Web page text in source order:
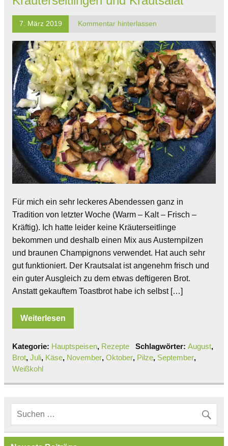
7. März 2019 Kommentar hinterlassen
Für mich ein sehr leckeres Abendessen ganz in
Tradition von letzter Woche (Warm – Kalt – Frisch –
Kräftig). Ich hatte leider keine Kräuterseitlinge
bekommen und deshalb einen Mix aus Austernpilzen
und braunen Champignons verwendet. Hat auch sehr
gut funktioniert. Der Krautsalat ist angenehm frisch und
ein guter Ausgleich zu dem etwas deftigeren Brot.
Anstatt gekauftem Toastbrot habe ich selbst […]
Weiterlesen
Kategorie: Hauptspeisen, Rezepte Schlagwörter: August,
Brot, Juli, Käse, November, Oktober, Pilze, September,
Weißkohl